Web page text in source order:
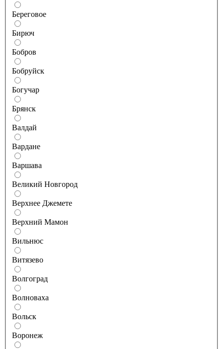
Береговое
Бирюч
Бобров
Бобруйск
Богучар
Брянск
Валдай
Вардане
Варшава
Великий Новгород
Верхнее Джемете
Верхний Мамон
Вильнюс
Витязево
Волгоград
Волноваха
Вольск
Воронеж